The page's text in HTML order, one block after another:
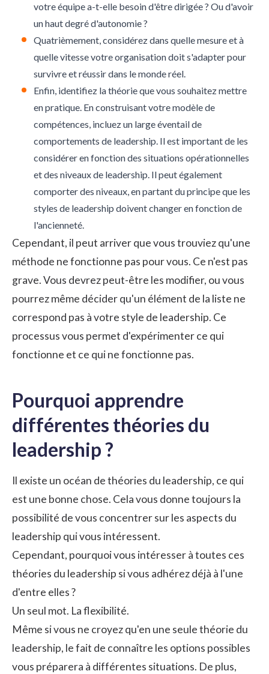
votre équipe a-t-elle besoin d'être dirigée ? Ou d'avoir
un haut degré d'autonomie ?
Quatrièmement, considérez dans quelle mesure et à
quelle vitesse votre organisation doit s'adapter pour
survivre et réussir dans le monde réel.
Enfin, identifiez la théorie que vous souhaitez mettre
en pratique. En construisant votre modèle de
compétences, incluez un large éventail de
comportements de leadership. Il est important de les
considérer en fonction des situations opérationnelles
et des niveaux de leadership. Il peut également
comporter des niveaux, en partant du principe que les
styles de leadership doivent changer en fonction de
l'ancienneté.
Cependant, il peut arriver que vous trouviez qu'une
méthode ne fonctionne pas pour vous. Ce n'est pas
grave. Vous devrez peut-être les modifier, ou vous
pourrez même décider qu'un élément de la liste ne
correspond pas à votre style de leadership. Ce
processus vous permet d'expérimenter ce qui
fonctionne et ce qui ne fonctionne pas.
Pourquoi apprendre
différentes théories du
leadership ?
Il existe un océan de théories du leadership, ce qui
est une bonne chose. Cela vous donne toujours la
possibilité de vous concentrer sur les aspects du
leadership qui vous intéressent.
Cependant, pourquoi vous intéresser à toutes ces
théories du leadership si vous adhérez déjà à l'une
d'entre elles ?
Un seul mot. La flexibilité.
Même si vous ne croyez qu'en une seule théorie du
leadership, le fait de connaître les options possibles
vous préparera à différentes situations. De plus,